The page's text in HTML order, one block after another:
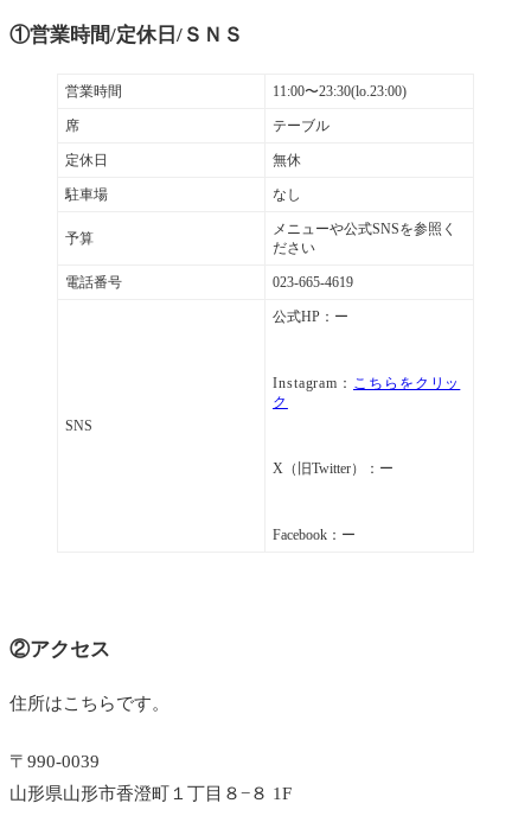
①営業時間/定休日/ＳＮＳ
営業時間 11:00〜23:30(lo.23:00)
席 テーブル
定休日 無休
駐車場 なし
予算
メニューや公式SNSを参照く
ださい
電話番号 023-665-4619
SNS
公式HP：ー
Instagram： こちらをクリッ
ク
X（旧Twitter）： ー
Facebook： ー
②アクセス
住所はこちらです。
〒990-0039
山形県山形市香澄町１丁目８−８ 1F